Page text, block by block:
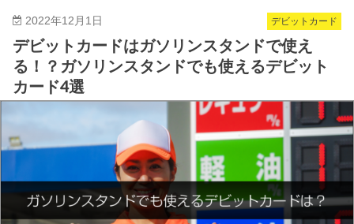
デビットカード
2022年12月1日
デビットカードはガソリンスタンドで使え
る！？ガソリンスタンドでも使えるデビット
カード4選